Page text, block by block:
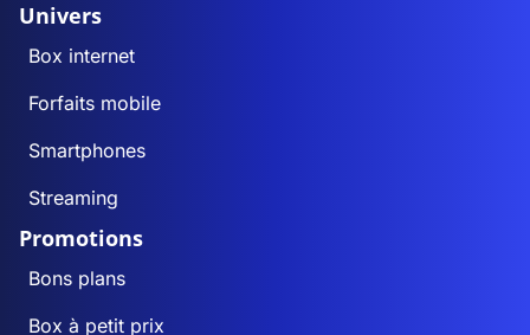
Univers
Box internet
Forfaits mobile
Smartphones
Streaming
Promotions
Bons plans
Box à petit prix